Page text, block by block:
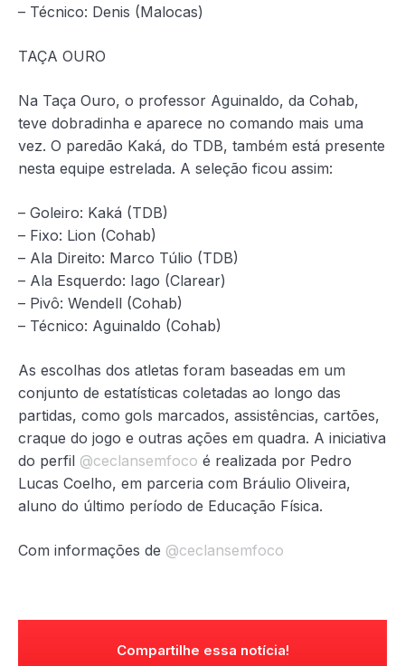
– Técnico: Denis (Malocas)
TAÇA OURO
Na Taça Ouro, o professor Aguinaldo, da Cohab,
teve dobradinha e aparece no comando mais uma
vez. O paredão Kaká, do TDB, também está presente
nesta equipe estrelada. A seleção ficou assim:
– Goleiro: Kaká (TDB)
– Fixo: Lion (Cohab)
– Ala Direito: Marco Túlio (TDB)
– Ala Esquerdo: Iago (Clarear)
– Pivô: Wendell (Cohab)
– Técnico: Aguinaldo (Cohab)
As escolhas dos atletas foram baseadas em um
conjunto de estatísticas coletadas ao longo das
partidas, como gols marcados, assistências, cartões,
craque do jogo e outras ações em quadra. A iniciativa
do perfil @ceclansemfoco é realizada por Pedro
Lucas Coelho, em parceria com Bráulio Oliveira,
aluno do último período de Educação Física.
Com informações de @ceclansemfoco
Compartilhe essa notícia!